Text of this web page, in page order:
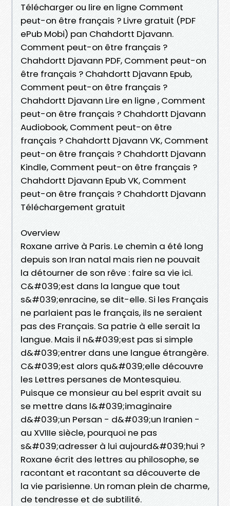
Télécharger ou lire en ligne Comment
peut-on être français ? Livre gratuit (PDF
ePub Mobi) pan Chahdortt Djavann.
Comment peut-on être français ?
Chahdortt Djavann PDF, Comment peut-on
être français ? Chahdortt Djavann Epub,
Comment peut-on être français ?
Chahdortt Djavann Lire en ligne , Comment
peut-on être français ? Chahdortt Djavann
Audiobook, Comment peut-on être
français ? Chahdortt Djavann VK, Comment
peut-on être français ? Chahdortt Djavann
Kindle, Comment peut-on être français ?
Chahdortt Djavann Epub VK, Comment
peut-on être français ? Chahdortt Djavann
Téléchargement gratuit
Overview
Roxane arrive à Paris. Le chemin a été long
depuis son Iran natal mais rien ne pouvait
la détourner de son rêve : faire sa vie ici.
C&#039;est dans la langue que tout
s&#039;enracine, se dit-elle. Si les Français
ne parlaient pas le français, ils ne seraient
pas des Français. Sa patrie à elle serait la
langue. Mais il n&#039;est pas si simple
d&#039;entrer dans une langue étrangère.
C&#039;est alors qu&#039;elle découvre
les Lettres persanes de Montesquieu.
Puisque ce monsieur au bel esprit avait su
se mettre dans l&#039;imaginaire
d&#039;un Persan - d&#039;un Iranien -
au XVIIIe siècle, pourquoi ne pas
s&#039;adresser à lui aujourd&#039;hui ?
Roxane écrit des lettres au philosophe, se
racontant et racontant sa découverte de
la vie parisienne. Un roman plein de charme,
de tendresse et de subtilité.